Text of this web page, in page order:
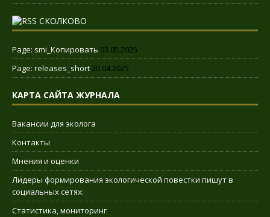
СКОЛКОВО
Page: smi_Копировать 03.05.2025
Page: releases_short 30.04.2025
КАРТА САЙТА ЖУРНАЛА
Вакансии для эколога
Контакты
Мнения и оценки
Лидеры формирования экологической повестки пишут в
социальных сетях:
Статистика, мониторинг